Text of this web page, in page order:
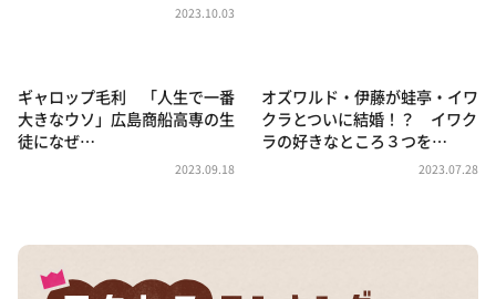
2023.10.03
ギャロップ毛利 「人生で一番
大きなウソ」広島商船高専の生
徒になぜ…
2023.09.18
オズワルド・伊藤が蛙亭・イワ
クラとついに結婚！？ イワク
ラの好きなところ３つを…
2023.07.28